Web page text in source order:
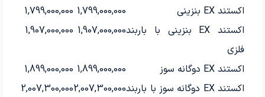
اکستند EX بنزینی
1,799,000,000
1,799,000,000
اکستند EX بنزینی با باربند
فلزی
1,907,000,000
1,907,000,000
اکستند EX دوگانه سوز 1,899,000,000
1,899,000,000
اکستند EX دوگانه سوز با باربند2,007,300,000
2,007,300,000